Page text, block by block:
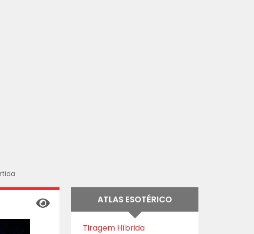
ATLAS ESOTÉRICO
Tiragem Híbrida